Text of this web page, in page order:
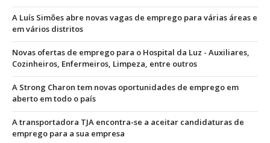
A Luís Simões abre novas vagas de emprego para várias áreas e
em vários distritos
Novas ofertas de emprego para o Hospital da Luz - Auxiliares,
Cozinheiros, Enfermeiros, Limpeza, entre outros
A Strong Charon tem novas oportunidades de emprego em
aberto em todo o país
A transportadora TJA encontra-se a aceitar candidaturas de
emprego para a sua empresa